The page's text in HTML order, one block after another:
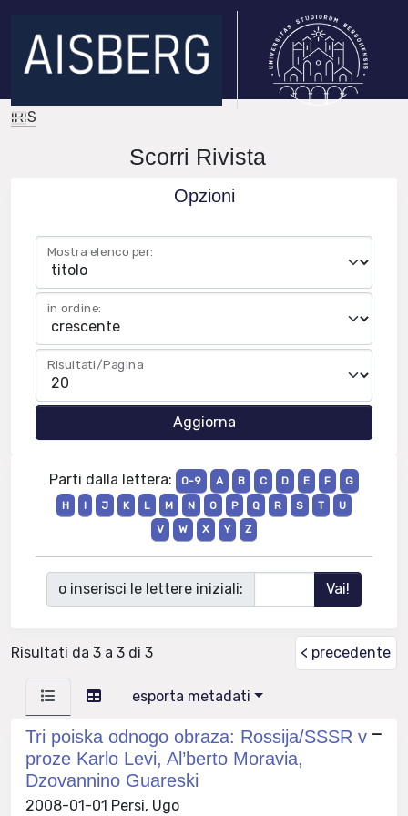
IRIS
Scorri Rivista
Opzioni
Mostra elenco per:
in ordine:
Risultati/Pagina
Parti dalla lettera: 0-9 A B C D E F
G
H
I J K L M N O P Q R S T
U
V
W X Y Z
o inserisci le lettere iniziali:
Risultati da 3 a 3 di 3 < precedente
esporta metadati
Tri poiska odnogo obraza: Rossija/SSSR v
proze Karlo Levi, Al’berto Moravia,
Dzovannino Guareski
2008-01-01 Persi, Ugo